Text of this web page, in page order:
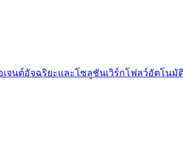
เจนต์อัจฉริยะและโซลูชันเวิร์กโฟลว์อัตโนมั